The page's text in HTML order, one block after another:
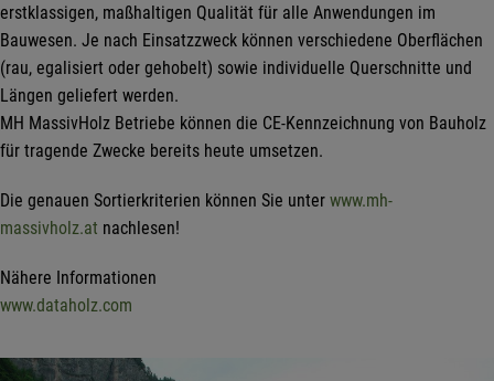
erstklassigen, maßhaltigen Qualität für alle Anwendungen im
Bauwesen. Je nach Einsatzzweck können verschiedene Oberflächen
(rau, egalisiert oder gehobelt) sowie individuelle Querschnitte und
Längen geliefert werden.
MH MassivHolz Betriebe können die CE-Kennzeichnung von Bauholz
für tragende Zwecke bereits heute umsetzen.
Die genauen Sortierkriterien können Sie unter www.mh-
massivholz.at nachlesen!
Nähere Informationen
www.dataholz.com